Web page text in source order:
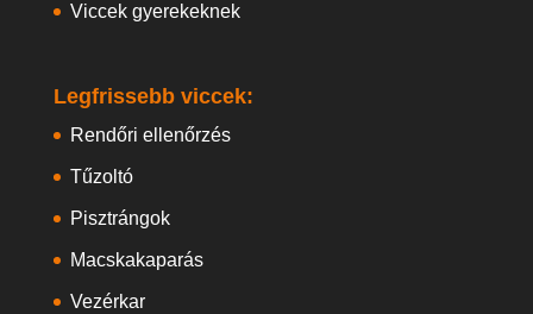
Viccek gyerekeknek
Legfrissebb viccek:
Rendőri ellenőrzés
Tűzoltó
Pisztrángok
Macskakaparás
Vezérkar